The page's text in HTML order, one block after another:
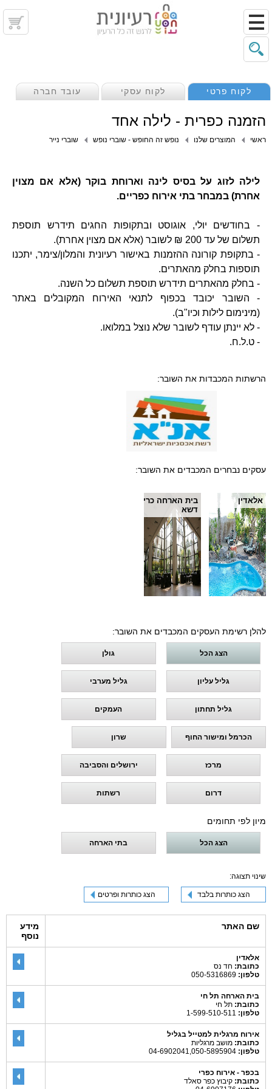
לקוח פרטי לקוח עסקי עובד חברה
הזמנה כפרית - לילה אחד
ראשי המוצרים שלנו נופש זה החופש - שוברי נופש שוברי נייר
לילה לזוג על בסיס לינה וארוחת בוקר (אלא אם מצוין
אחרת) במבחר בתי אירוח כפריים.
- בחודשים יולי, אוגוסט ובתקופות החגים תידרש תוספת
תשלום של עד 200 ₪ לשובר (אלא אם מצוין אחרת).
- בתקופת קורונה ההזמנות באישור רעיונית והמלון/צימר, יתכנו
תוספות בחלק מהאתרים.
- בחלק מהאתרים תידרש תוספת תשלום כל השנה.
- השובר יכובד בכפוף לתנאי האירוח המקובלים באתר
(מינימום לילות וכיו"ב).
- לא יינתן עודף לשובר שלא נוצל במלואו.
- ט.ל.ח.
הרשתות המכבדות את השובר:
עסקים נבחרים המכבדים את השובר:
אלאדין
בית הארחה כרי
דשא
להלן רשימת העסקים המכבדים את השובר:
הצג הכל גולן
גליל עליון גליל מערבי
גליל תחתון העמקים
הכרמל ומישור החוף שרון
מרכז ירושלים והסביבה
דרום רשתות
מיון לפי תחומים
הצג הכל בתי הארחה
שינוי תצוגה:
הצג כותרות בלבד הצג כותרות ופרטים
שם האתר
מידע
נוסף
אלאדין
כתובת: חד נס
טלפון:
בית הארחה תל חי
כתובת: תל חי
טלפון:
אירוח מרגלית למטייל בגליל
כתובת: מושב מרגליות
טלפון:
בכפר - אירוח כפרי
כתובת: קיבוץ כפר סאלד